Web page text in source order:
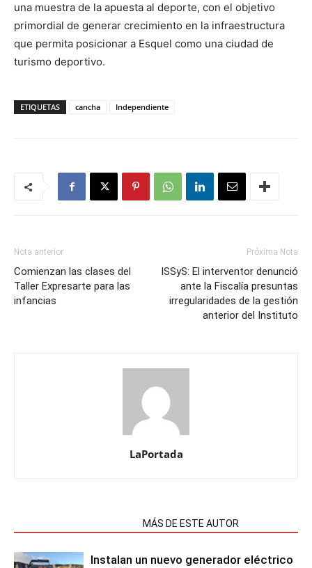
una muestra de la apuesta al deporte, con el objetivo
primordial de generar crecimiento en la infraestructura
que permita posicionar a Esquel como una ciudad de
turismo deportivo.
ETIQUETAS cancha Independiente
Nota anterior
Comienzan las clases del
Taller Expresarte para las
infancias
Próxima Nota
ISSyS: El interventor denunció
ante la Fiscalía presuntas
irregularidades de la gestión
anterior del Instituto
LaPortada
MÁS DE ESTE AUTOR
Instalan un nuevo generador eléctrico